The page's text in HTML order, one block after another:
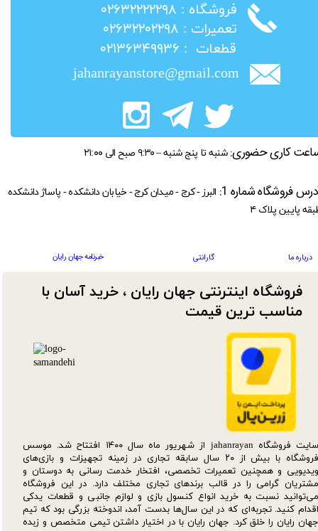
​فروشگاه : ۰۲۶۳۲۲۲۲۲۹۸
​تعمیرات : ۰۲۶۳۲۲۰۲۲۹۸
​قطعات : ۰۲۱۳۶۳۴۹۹۳۶
jahanrayanstore@gmail.com
سایت فروشگاه jahanrayan از شهریور ماه سال ۱۴۰۰ افتتاح شد. موسس
فروشگاه با بیش از ۲۰ سال سابقه تجاری در زمینه تجهیزات و بازی‌های
ویدیویی و همچنین تعمیرات تخصصی، افتخار خدمت رسانی به دوستان و
مشتریان گرامی را در قالب برندهای تجاری مختلف دارد. در این فروشگاه
می‌توانید نسبت به خرید انواع کنسول بازی و لوازم جانبی و قطعات یدکی‌
اقدام کنید. تجربه‌ای که در این سال‌ها بدست آمد، اندوخته بزرگی بود که تیم
جهان رایان را خلق کرد. جهان رایان با در اختیار داشتن تیمی متخصص و زبده
فروشگاه اینترنتی جهان رایان ، خرید آسان با
مناسب ترین قیمت​​​​​​​
کاری حضوری: شنبه تا پنج شنبه – ۹:۳۰ صبح الی ۲۱:۰۰
درباره ما گارانتی خبرنامه جهان رایان
فروشگاه شماره 1:
البرز - کرج - میدان کرج - خیابان دانشکده - پاساژ دانشکده
پایین پلاک ۴